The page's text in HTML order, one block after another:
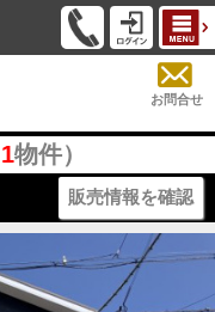
お問合せ
1物件）
販売情報を確認